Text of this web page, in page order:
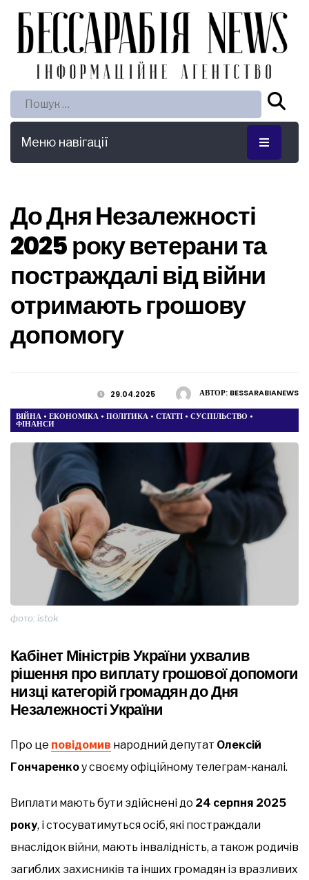
Пошук:
Меню навігації
До Дня Незалежності
2025 року ветерани та
постраждалі від війни
отримають грошову
допомогу
АВТОР: BESSARABIANEWS
29.04.2025
ВІЙНА • ЕКОНОМІКА • ПОЛІТИКА • СТАТТІ • СУСПІЛЬСТВО •
ФІНАНСИ
фото: istok
Кабінет Міністрів України ухвалив
рішення про виплату грошової допомоги
низці категорій громадян до Дня
Незалежності України
Про це повідомив народний депутат Олексій
Гончаренкоу своєму офіційному телеграм-каналі.
Виплати мають бути здійснені до 24 серпня 2025
року, і стосуватимуться осіб, які постраждали
внаслідок війни, мають інвалідність, а також родичів
загиблих захисників та інших громадян із вразливих